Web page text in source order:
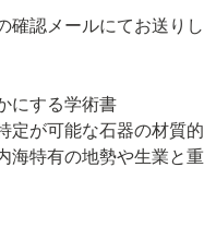
確認メールにてお送り
にする学術書
定が可能な石器の材質
海特有の地勢や生業と